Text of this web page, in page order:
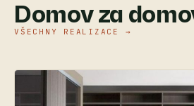
Domov za
VŠECHNY REALIZACE →